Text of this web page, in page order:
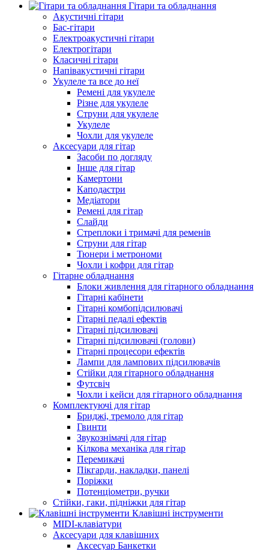
Гітари та обладнання
Акустичні гітари
Бас-гітари
Електроакустичні гітари
Електрогітари
Класичні гітари
Напівакустичні гітари
Укулеле та все до неї
Ремені для укулеле
Різне для укулеле
Струни для укулеле
Укулеле
Чохли для укулеле
Аксесуари для гітар
Засоби по догляду
Інше для гітар
Камертони
Каподастри
Медіатори
Ремені для гітар
Слайди
Стреплоки і тримачі для ременів
Струни для гітар
Тюнери і метрономи
Чохли і кофри для гітар
Гітарне обладнання
Блоки живлення для гітарного обладнання
Гітарні кабінети
Гітарні комбопідсилювачі
Гітарні педалі ефектів
Гітарні підсилювачі
Гітарні підсилювачі (голови)
Гітарні процесори ефектів
Лампи для лампових підсилювачів
Стійки для гітарного обладнання
Футсвіч
Чохли і кейси для гітарного обладнання
Комплектуючі для гітар
Бриджі, тремоло для гітар
Гвинти
Звукознімачі для гітар
Кілкова механіка для гітар
Перемикачі
Пікгарди, накладки, панелі
Поріжки
Потенціометри, ручки
Стійки, гаки, підніжки для гітар
Клавішні інструменти
MIDI-клавіатури
Аксесуари для клавішних
Аксесуар Банкетки